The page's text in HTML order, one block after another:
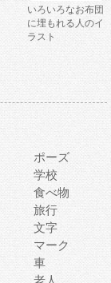
いろいろなお布団
に埋もれる人のイ
ラスト
ポーズ
学校
食べ物
旅行
文字
マーク
車
老人